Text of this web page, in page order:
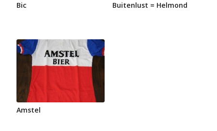
Bic Buitenlust = Helmond
Amstel